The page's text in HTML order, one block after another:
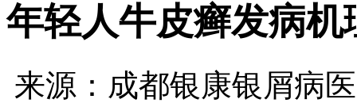
年轻人牛皮癣发病机
来源：成都银康银屑病